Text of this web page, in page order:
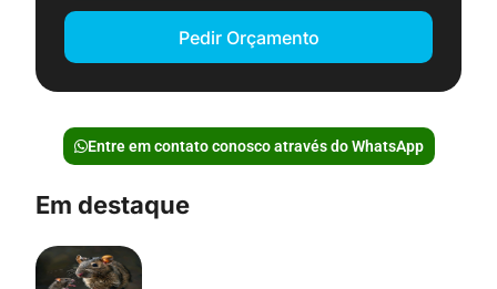
Pedir Orçamento
Entre em contato conosco através do WhatsApp
Em destaque